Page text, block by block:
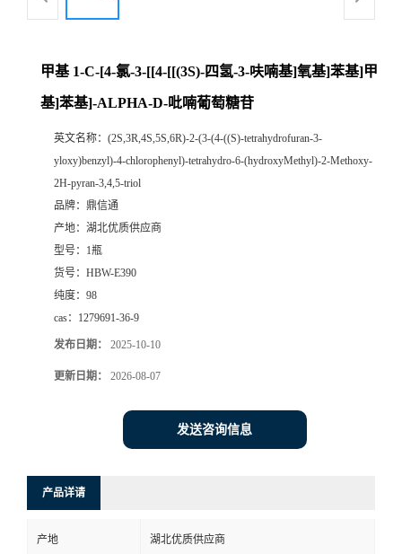
甲基 1-C-[4-氯-3-[[4-[[(3S)-四氢-3-呋喃基]氧基]苯基]甲
基]苯基]-ALPHA-D-吡喃葡萄糖苷
英文名称： (2S,3R,4S,5S,6R)-2-(3-(4-((S)-tetrahydrofuran-3-
yloxy)benzyl)-4-chlorophenyl)-tetrahydro-6-(hydroxyMethyl)-2-Methoxy-
2H-pyran-3,4,5-triol
品牌： 鼎信通
产地： 湖北优质供应商
型号： 1瓶
货号： HBW-E390
纯度： 98
cas： 1279691-36-9
发布日期： 2025-10-10
更新日期： 2026-08-07
发送咨询信息
产品详请
产地 湖北优质供应商